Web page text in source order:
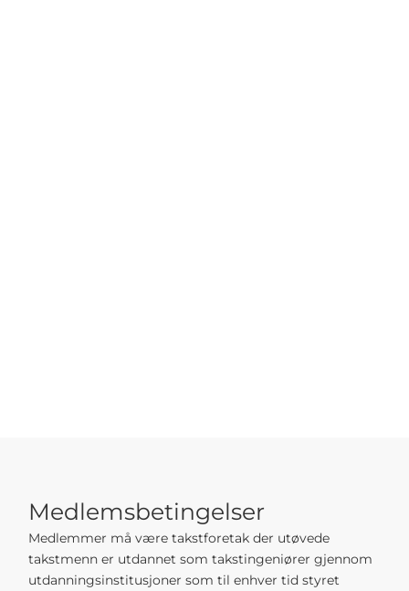
Medlemsbetingelser
Medlemmer må være takstforetak der utøvede
takstmenn er utdannet som takstingeniører gjennom
utdanningsinstitusjoner som til enhver tid styret